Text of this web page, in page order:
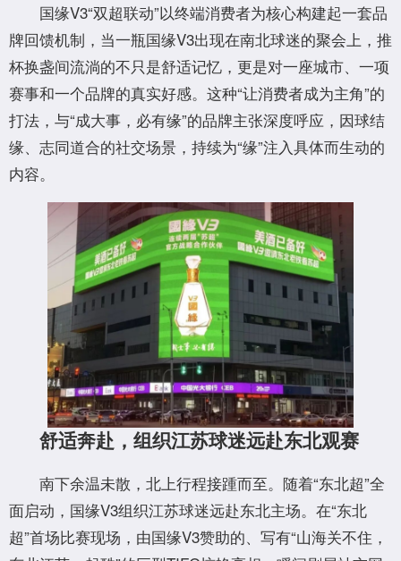
国缘V3“双超联动”以终端消费者为核心构建起一套品
牌回馈机制，当一瓶国缘V3出现在南北球迷的聚会上，推
杯换盏间流淌的不只是舒适记忆，更是对一座城市、一项
赛事和一个品牌的真实好感。这种“让消费者成为主角”的
打法，与“成大事，必有缘”的品牌主张深度呼应，因球结
缘、志同道合的社交场景，持续为“缘”注入具体而生动的
内容。
舒适奔赴，组织江苏球迷远赴东北观赛
南下余温未散，北上行程接踵而至。随着“东北超”全
面启动，国缘V3组织江苏球迷远赴东北主场。在“东北
超”首场比赛现场，由国缘V3赞助的、写有“山海关不住，